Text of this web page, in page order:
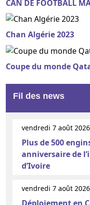
CAN DE FOOTBALL
Chan Algérie 2023
Coupe du monde
Fil des news
vendredi 7 août 2026
Plus de 500
anniversaire de
d’Ivoire
vendredi 7 août 2026